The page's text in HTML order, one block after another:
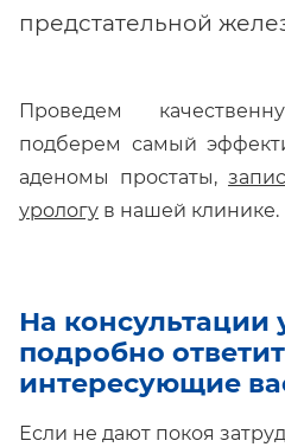
предстательной
Проведем
подберем самый
аденомы простаты,
урологу в нашей клинике.
На консультации
подробно
интересующие
Если не дают покоя